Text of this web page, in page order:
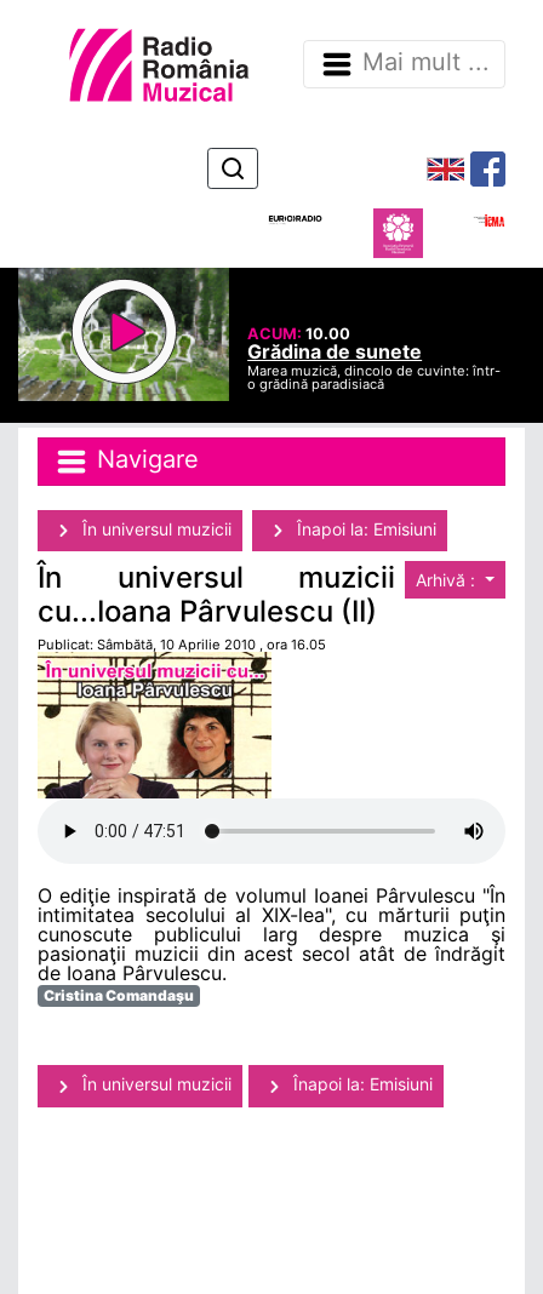
Mai mult ...
ACUM:10.00
Grădina de sunete
Marea muzică, dincolo de cuvinte: într-
o grădină paradisiacă
Navigare
În universul muzicii Înapoi la: Emisiuni
Arhivă :
În universul muzicii
cu...Ioana Pârvulescu (II)
Publicat: Sâmbătă, 10 Aprilie 2010 , ora 16.05
O ediţie inspirată de volumul Ioanei Pârvulescu "În
intimitatea secolului al XIX-lea", cu mărturii puţin
cunoscute publicului larg despre muzica şi
pasionaţii muzicii din acest secol atât de îndrăgit
de Ioana Pârvulescu.
Cristina Comandaşu
În universul muzicii Înapoi la: Emisiuni